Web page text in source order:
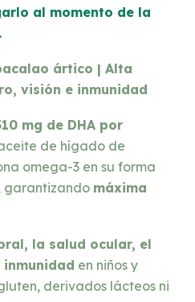
al momento de la
ártico | Alta
visión e inmunidad
mg de DHA por
de hígado de
omega-3 en su forma
garantizando máxima
la salud ocular, el
en niños y
derivados lácteos ni